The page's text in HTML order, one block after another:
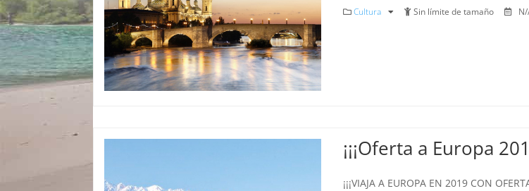
Cultura Sin límite de tamaño
¡¡¡Oferta a Europa
¡¡¡VIAJA A EUROPA EN 2019 CON